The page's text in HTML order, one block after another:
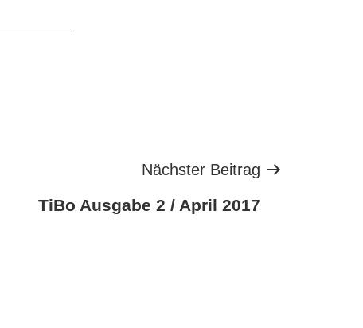
Nächster Beitrag
TiBo Ausgabe 2 / April 2017